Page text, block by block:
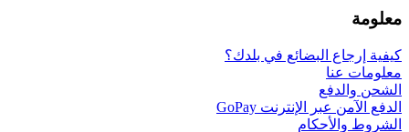
بلدك؟